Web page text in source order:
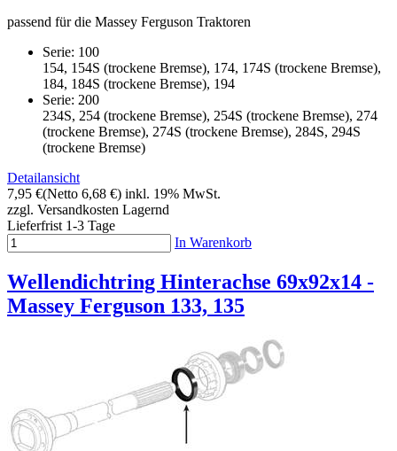
passend für die Massey Ferguson Traktoren
Serie: 100
154, 154S (trockene Bremse), 174, 174S (trockene Bremse),
184, 184S (trockene Bremse), 194
Serie: 200
234S, 254 (trockene Bremse), 254S (trockene Bremse), 274
(trockene Bremse), 274S (trockene Bremse), 284S, 294S
(trockene Bremse)
Detailansicht
7,95 €(Netto 6,68 €) inkl. 19% MwSt.
zzgl. Versandkosten Lagernd
Lieferfrist 1-3 Tage
In Warenkorb
Wellendichtring Hinterachse 69x92x14 -
Massey Ferguson 133, 135